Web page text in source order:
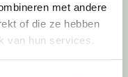
met andere
of die ze hebben
van hun services.